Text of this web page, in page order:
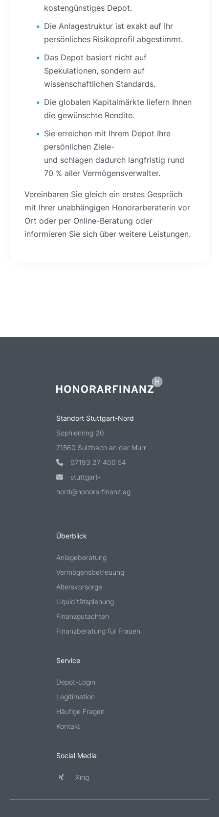
kostengünstiges Depot.
Die Anlagestruktur ist exakt auf Ihr
persönliches Risikoprofil abgestimmt.
Das Depot basiert nicht auf
Spekulationen, sondern auf
wissenschaftlichen Standards.
Die globalen Kapitalmärkte liefern Ihnen
die gewünschte Rendite.
Sie erreichen mit Ihrem Depot Ihre
persönlichen Ziele-
und schlagen dadurch langfristig rund
70 % aller Vermögensverwalter.
Vereinbaren Sie gleich ein erstes Gespräch
mit Ihrer unabhängigen Honorarberaterin vor
Ort oder per Online-Beratung oder
informieren Sie sich über weitere Leistungen.
Standort Stuttgart-Nord
Sophienring 20
71560 Sulzbach an der Murr
07193 27 400 54
stuttgart-
nord@honorarfinanz.ag
Überblick
Anlageberatung
Vermögensbetreuung
Altersvorsorge
Liquiditätsplanung
Finanzgutachten
Finanzberatung für Frauen
Service
Depot-Login
Legitimation
Häufige Fragen
Kontakt
Social Media
Xing